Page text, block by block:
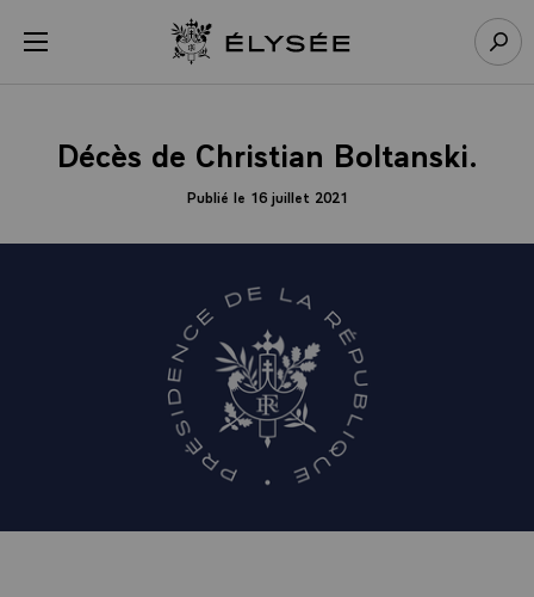
menu Retour à l’accueil Élysée
Décès de Christian Boltanski.
Publié le 16 juillet 2021
Panneau de gestion des cookies